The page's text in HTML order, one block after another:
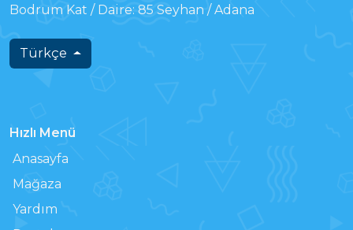
Bodrum Kat / Daire: 85 Seyhan / Adana
Türkçe
Hızlı Menü
Anasayfa
Mağaza
Yardım